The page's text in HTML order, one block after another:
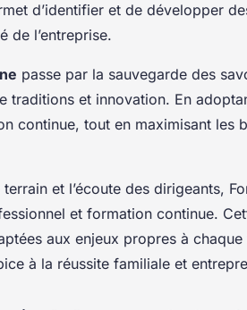
d’identifier et de développer
de l’entreprise.
passe par la sauvegarde des
traditions et innovation. En
continue, tout en maximisant les
et l’écoute des dirigeants,
et formation continue.
aux enjeux propres à
à la réussite familiale et